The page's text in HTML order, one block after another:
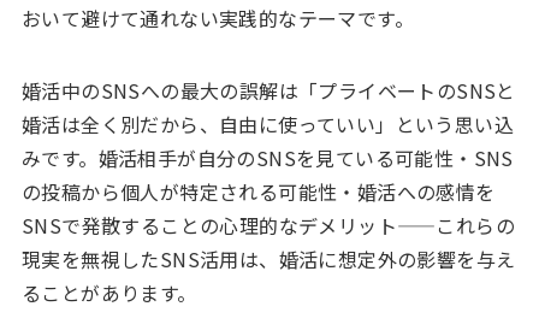
おいて避けて通れない実践的なテーマです。
婚活中のSNSへの最大の誤解は「プライベートのSNSと
婚活は全く別だから、自由に使っていい」という思い込
みです。婚活相手が自分のSNSを見ている可能性・SNS
の投稿から個人が特定される可能性・婚活への感情を
SNSで発散することの心理的なデメリット——これらの
現実を無視したSNS活用は、婚活に想定外の影響を与え
ることがあります。